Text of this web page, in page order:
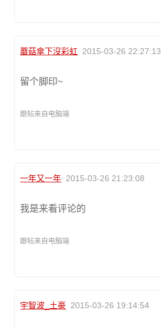
蘑菇傘下沒彩虹 2015-03-26 22:27:13
留个脚印~
跟帖来自电脑端
一年又一年 2015-03-26 21:23:08
我是来看评论的
跟帖来自电脑端
宇智波_土豪 2015-03-26 19:14:54